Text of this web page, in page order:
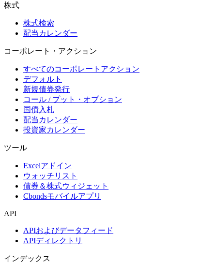
株式
株式検索
配当カレンダー
コーポレート・アクション
すべてのコーポレートアクション
デフォルト
新規債券発行
コール / プット・オプション
国債入札
配当カレンダー
投資家カレンダー
ツール
Excelアドイン
ウォッチリスト
債券＆株式ウィジェット
Cbondsモバイルアプリ
API
APIおよびデータフィード
APIディレクトリ
インデックス